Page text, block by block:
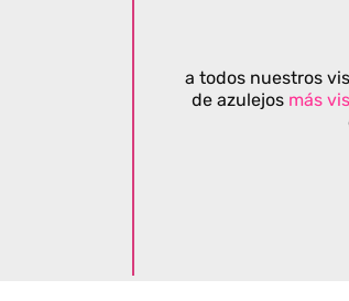
a todos nuestros
de azulejos más